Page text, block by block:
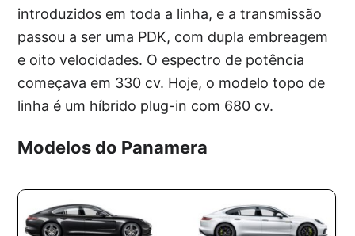
introduzidos em toda a linha, e a transmissão
passou a ser uma PDK, com dupla embreagem
e oito velocidades. O espectro de potência
começava em 330 cv. Hoje, o modelo topo de
linha é um híbrido plug-in com 680 cv.
Modelos do Panamera